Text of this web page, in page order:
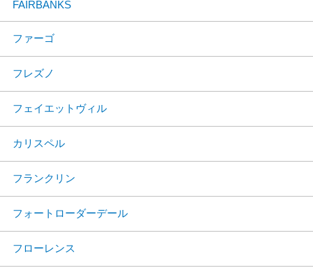
FAIRBANKS
ファーゴ
フレズノ
フェイエットヴィル
カリスペル
フランクリン
フォートローダーデール
フローレンス